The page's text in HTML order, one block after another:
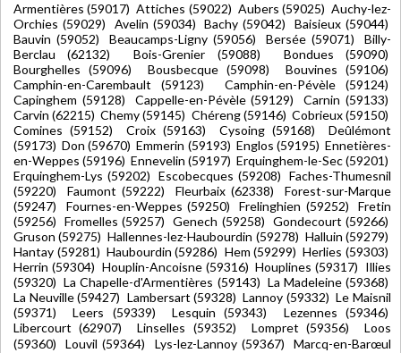
Armentières (59017) Attiches (59022) Aubers (59025) Auchy-lez-
Orchies (59029) Avelin (59034) Bachy (59042) Baisieux (59044)
Bauvin (59052) Beaucamps-Ligny (59056) Bersée (59071) Billy-
Berclau (62132) Bois-Grenier (59088) Bondues (59090)
Bourghelles (59096) Bousbecque (59098) Bouvines (59106)
Camphin-en-Carembault (59123) Camphin-en-Pévèle (59124)
Capinghem (59128) Cappelle-en-Pévèle (59129) Carnin (59133)
Carvin (62215) Chemy (59145) Chéreng (59146) Cobrieux (59150)
Comines (59152) Croix (59163) Cysoing (59168) Deûlémont
(59173) Don (59670) Emmerin (59193) Englos (59195) Ennetières-
en-Weppes (59196) Ennevelin (59197) Erquinghem-le-Sec (59201)
Erquinghem-Lys (59202) Escobecques (59208) Faches-Thumesnil
(59220) Faumont (59222) Fleurbaix (62338) Forest-sur-Marque
(59247) Fournes-en-Weppes (59250) Frelinghien (59252) Fretin
(59256) Fromelles (59257) Genech (59258) Gondecourt (59266)
Gruson (59275) Hallennes-lez-Haubourdin (59278) Halluin (59279)
Hantay (59281) Haubourdin (59286) Hem (59299) Herlies (59303)
Herrin (59304) Houplin-Ancoisne (59316) Houplines (59317) Illies
(59320) La Chapelle-d'Armentières (59143) La Madeleine (59368)
La Neuville (59427) Lambersart (59328) Lannoy (59332) Le Maisnil
(59371) Leers (59339) Lesquin (59343) Lezennes (59346)
Libercourt (62907) Linselles (59352) Lompret (59356) Loos
(59360) Louvil (59364) Lys-lez-Lannoy (59367) Marcq-en-Barœul